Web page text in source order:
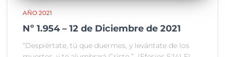
AÑO 2021
Nº 1.954 – 12 de Diciembre de 2021
“Despiértate, tú que duermes, y levántate de los